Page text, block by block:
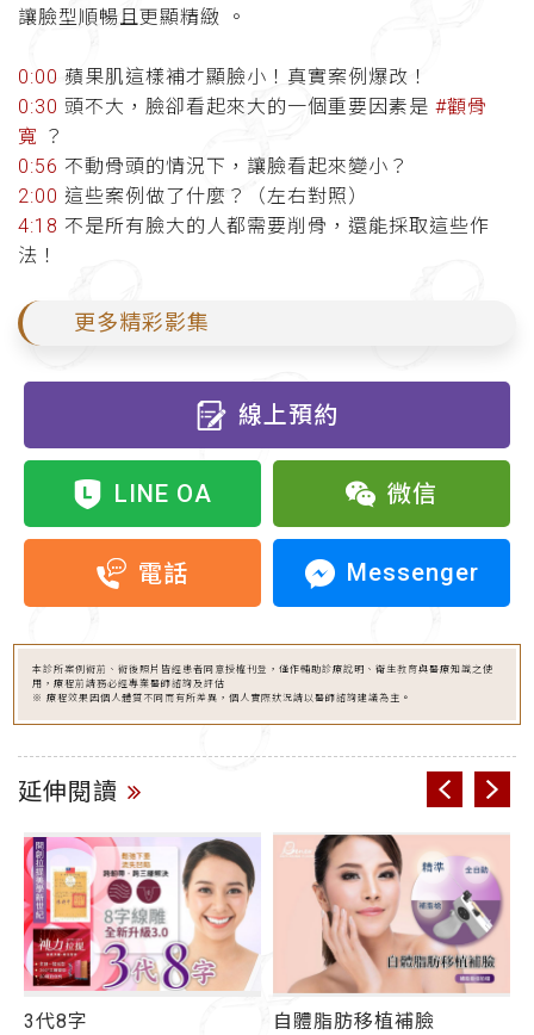
讓臉型順暢且更顯精緻 。
0:00 蘋果肌這樣補才顯臉小！真實案例爆改！
0:30 頭不大，臉卻看起來大的一個重要因素是 #顴骨
寬 ？
0:56 不動骨頭的情況下，讓臉看起來變小？
2:00 這些案例做了什麼？（左右對照）
4:18 不是所有臉大的人都需要削骨，還能採取這些作
法！
更多精彩影集
線上預約
LINE OA 微信
電話 Messenger
本診所案例術前、術後照片皆經患者同意授權刊登，僅作輔助診療說明、衛生教育與醫療知識之使
用，療程前請務必經專業醫師諮詢及評估
※ 療程效果因個人體質不同而有所差異，個人實際狀況請以醫師諮詢建議為主。
延伸閱讀
3代8字 自體脂肪移植補臉